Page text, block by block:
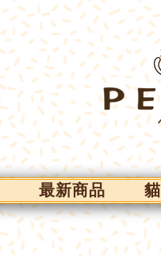
最新商品